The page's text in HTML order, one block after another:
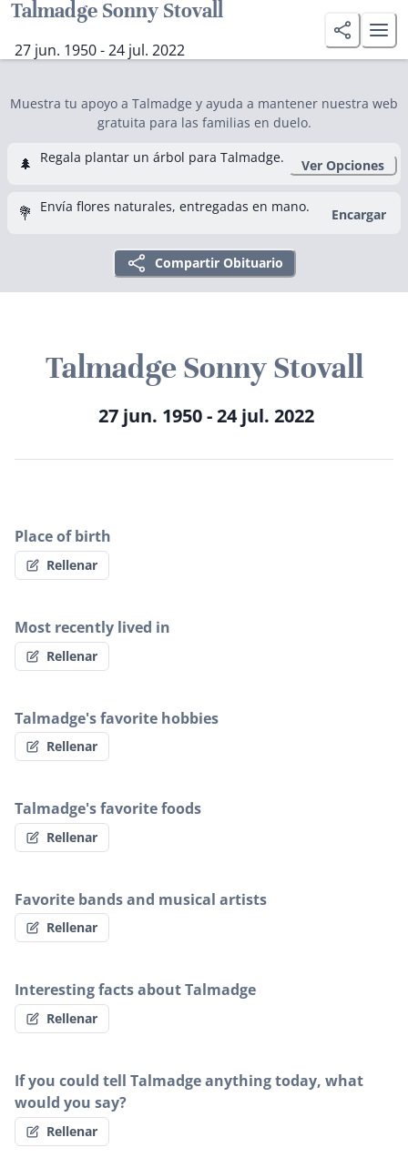
Talmadge Sonny Stovall
27 jun. 1950 - 24 jul. 2022
Muestra tu apoyo a Talmadge y ayuda a mantener nuestra web
gratuita para las familias en duelo.
🌲 Regala plantar un árbol para Talmadge. Ver Opciones
💐 Envía flores naturales, entregadas en mano. Encargar
Compartir Obituario
Talmadge Sonny Stovall
27 jun. 1950 - 24 jul. 2022
Place of birth
Rellenar
Most recently lived in
Rellenar
Talmadge's favorite hobbies
Rellenar
Talmadge's favorite foods
Rellenar
Favorite bands and musical artists
Rellenar
Interesting facts about Talmadge
Rellenar
If you could tell Talmadge anything today, what
would you say?
Rellenar